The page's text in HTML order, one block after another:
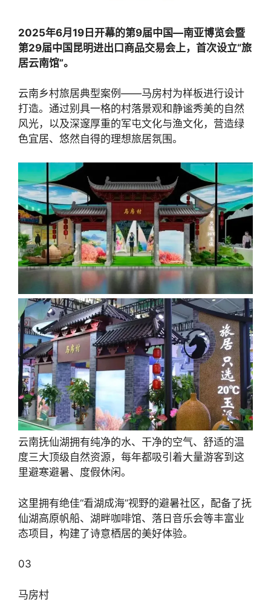
2025年6月19日开幕的第9届中国—南亚博览会暨
第29届中国昆明进出口商品交易会上，首次设立“旅
居云南馆”。
云南乡村旅居典型案例——马房村为样板进行设计
打造。通过别具一格的村落景观和静谧秀美的自然
风光，以及深邃厚重的军屯文化与渔文化，营造绿
色宜居、悠然自得的理想旅居氛围。
云南抚仙湖拥有纯净的水、干净的空气、舒适的温
度三大顶级自然资源，每年都吸引着大量游客到这
里避寒避暑、度假休闲。
这里拥有绝佳“看湖成海”视野的避暑社区，配备了抚
仙湖高原帆船、湖畔咖啡馆、落日音乐会等丰富业
态项目，构建了诗意栖居的美好体验。
03
马房村